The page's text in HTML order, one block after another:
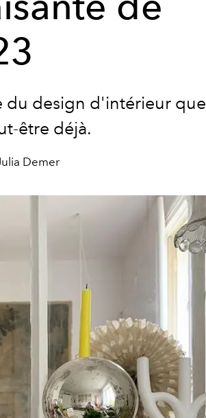
du design d'intérieur que
être déjà.
Demer